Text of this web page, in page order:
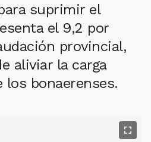
suprimir el
el 9,2 por
provincial,
aliviar la carga
bonaerenses.